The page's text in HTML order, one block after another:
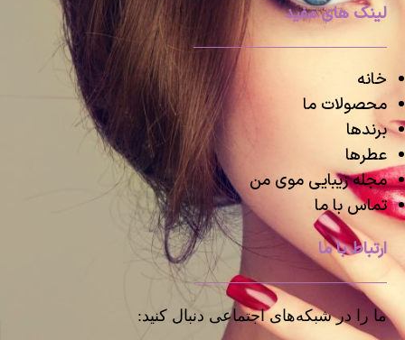
لینک های مفید
خانه
محصولات ما
برندها
عطرها
مجله زیبایی موی من
تماس با ما
ارتباط با ما
ما را در شبکه‌های اجتماعی دنبال کنید: